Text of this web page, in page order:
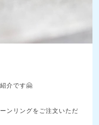
介です🤗
ンリングをご注文いただ